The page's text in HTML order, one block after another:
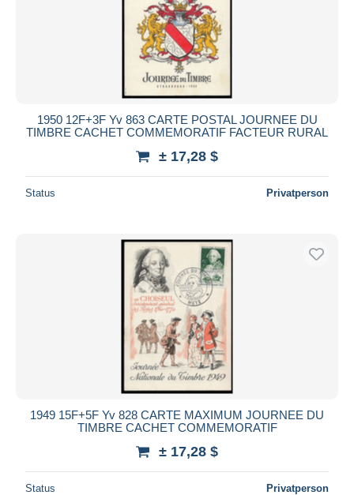
1950 12F+3F Yv 863 CARTE POSTAL JOURNEE DU
TIMBRE CACHET COMMEMORATIF FACTEUR RURAL
± 17,28 $
Status Privatperson
1949 15F+5F Yv 828 CARTE MAXIMUM JOURNEE DU
TIMBRE CACHET COMMEMORATIF
± 17,28 $
Status Privatperson